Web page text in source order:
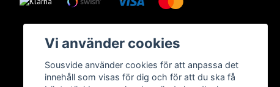
Vi använder cookies
Sousvide använder cookies för att anpassa det
innehåll som visas för dig och för att du ska få